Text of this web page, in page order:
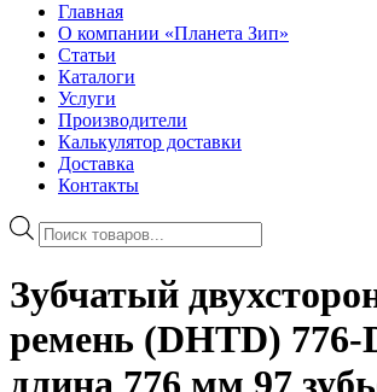
Главная
О компании «Планета Зип»
Статьи
Каталоги
Услуги
Производители
Калькулятор доставки
Доставка
Контакты
Поиск
товаров
Зубчатый
ремень (DHTD) 776-